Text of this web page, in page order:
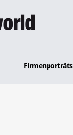
Firmenporträts